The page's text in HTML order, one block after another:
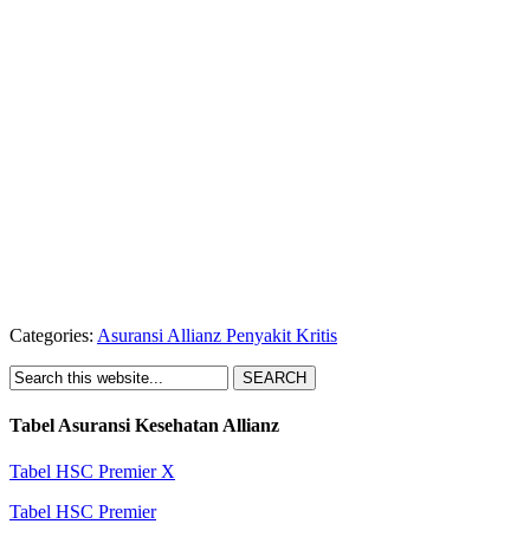
Categories: Asuransi Allianz Penyakit Kritis
Tabel Asuransi Kesehatan Allianz
Tabel HSC Premier X
Tabel HSC Premier